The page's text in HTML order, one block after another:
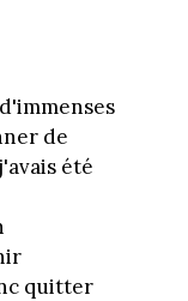
de
été
quitter